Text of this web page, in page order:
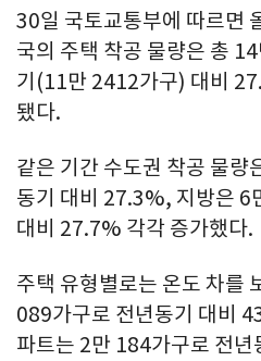
30일 국토교통부에 따르면
국의 주택 착공 물량은 총
기(11만 2412가구) 대비
됐다.
같은 기간 수도권 착공 물량
동기 대비 27.3%, 지방은 6
대비 27.7% 각각 증가했다.
주택 유형별로는 온도 차를
089가구로 전년동기 대비
파트는 2만 184가구로 전